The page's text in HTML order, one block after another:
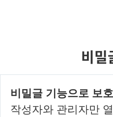
비밀
비밀글 기능으로 보
작성자와 관리자만